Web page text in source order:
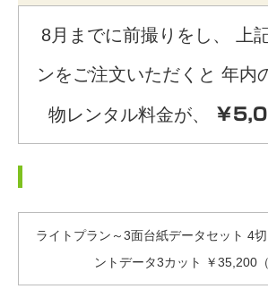
8月までに前撮りをし、 上
ンをご注文いただくと 年内
物レンタル料金が、 ￥
ライトプラン～3面台紙データセット 4
ントデータ3カット ￥35,200（